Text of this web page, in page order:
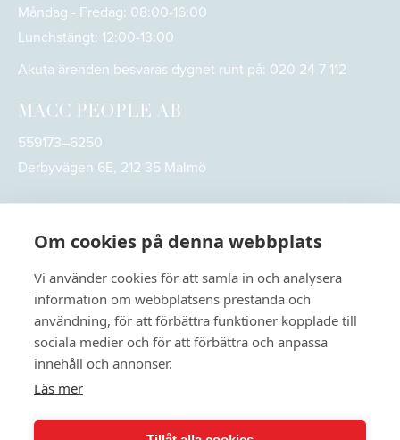
Måndag - Fredag: 08:00-16:00
Lunchstängt: 12:00-13:00
Akuta ärenden besvaras dygnet runt på: 020 24 7 112
MACC PEOPLE AB
559173–6250
Derbyvägen 6E, 212 35 Malmö
Om cookies på denna webbplats
Vi använder cookies för att samla in och analysera
information om webbplatsens prestanda och
användning, för att förbättra funktioner kopplade till
sociala medier och för att förbättra och anpassa
innehåll och annonser.
Läs mer